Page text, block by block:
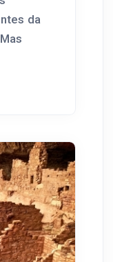
da